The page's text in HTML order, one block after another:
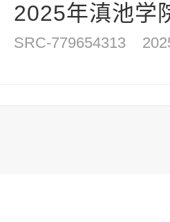
2025年滇池学
SRC-779654313